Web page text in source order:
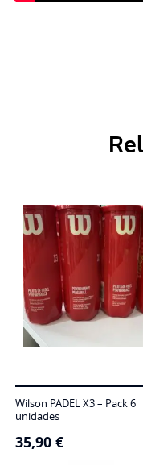
Wilson PADEL X3 – Pack 6
unidades
35,90 €